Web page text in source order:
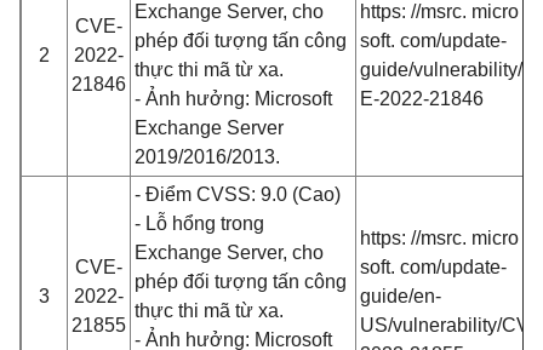
2
CVE-
2022-
21846
Exchange Server, cho
phép đối tượng tấn công
thực thi mã từ xa.
- Ảnh hưởng: Microsoft
Exchange Server
2019/2016/2013.
https: //msrc. micro
soft. com/update-
guide/vulnerability/
E-2022-21846
3
CVE-
2022-
21855
- Điểm CVSS: 9.0 (Cao)
- Lỗ hổng trong
Exchange Server, cho
phép đối tượng tấn công
thực thi mã từ xa.
- Ảnh hưởng: Microsoft
https: //msrc. micro
soft. com/update-
guide/en-
US/vulnerability/